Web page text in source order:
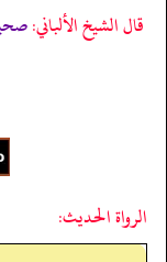
قال الشيخ الألباني:صحيح،
الرواة الحديث: